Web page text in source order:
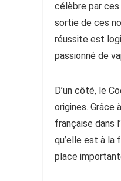
célèbre par ces
sortie de ces
réussite est
passionné de
D’un côté, le
origines.
française dans
qu’elle est à la
place